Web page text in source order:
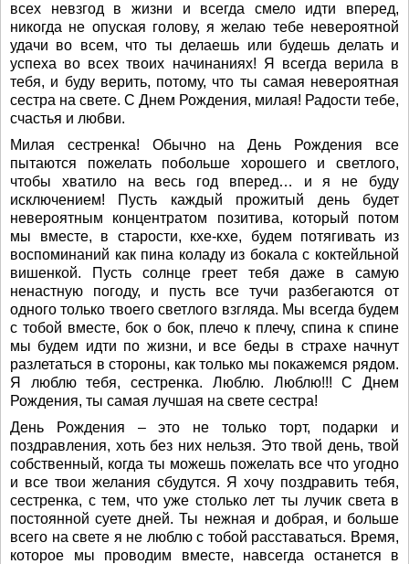
всех невзгод в жизни и всегда смело идти вперед,
никогда не опуская голову, я желаю тебе невероятной
удачи во всем, что ты делаешь или будешь делать и
успеха во всех твоих начинаниях! Я всегда верила в
тебя, и буду верить, потому, что ты самая невероятная
сестра на свете. С Днем Рождения, милая! Радости тебе,
счастья и любви.
Милая сестренка! Обычно на День Рождения все
пытаются пожелать побольше хорошего и светлого,
чтобы хватило на весь год вперед… и я не буду
исключением! Пусть каждый прожитый день будет
невероятным концентратом позитива, который потом
мы вместе, в старости, кхе-кхе, будем потягивать из
воспоминаний как пина коладу из бокала с коктейльной
вишенкой. Пусть солнце греет тебя даже в самую
ненастную погоду, и пусть все тучи разбегаются от
одного только твоего светлого взгляда. Мы всегда будем
с тобой вместе, бок о бок, плечо к плечу, спина к спине
мы будем идти по жизни, и все беды в страхе начнут
разлетаться в стороны, как только мы покажемся рядом.
Я люблю тебя, сестренка. Люблю. Люблю!!! С Днем
Рождения, ты самая лучшая на свете сестра!
День Рождения – это не только торт, подарки и
поздравления, хоть без них нельзя. Это твой день, твой
собственный, когда ты можешь пожелать все что угодно
и все твои желания сбудутся. Я хочу поздравить тебя,
сестренка, с тем, что уже столько лет ты лучик света в
постоянной суете дней. Ты нежная и добрая, и больше
всего на свете я не люблю с тобой расставаться. Время,
которое мы проводим вместе, навсегда останется в